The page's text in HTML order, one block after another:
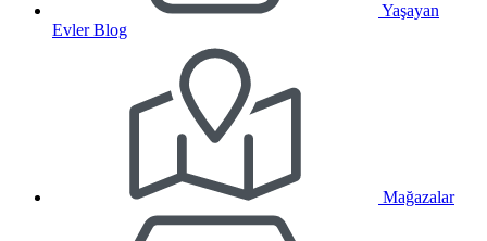
Yaşayan
Evler Blog
Mağazalar